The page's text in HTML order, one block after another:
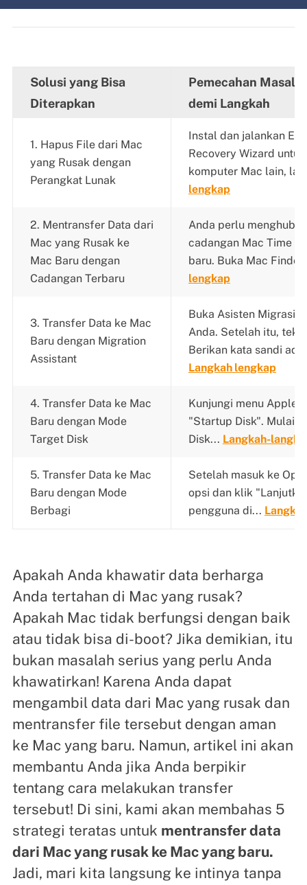
Solusi yang Bisa
Diterapkan
Pemecahan
demi Langkah
1. Hapus File dari Mac
yang Rusak dengan
Perangkat Lunak
Instal dan jalankan
Recovery Wizard
komputer Mac lain,
lengkap
2. Mentransfer Data dari
Mac yang Rusak ke
Mac Baru dengan
Cadangan Terbaru
Anda perlu
cadangan Mac Time
baru. Buka Mac
lengkap
3. Transfer Data ke Mac
Baru dengan Migration
Assistant
Buka Asisten Migrasi
Anda. Setelah itu,
Berikan kata sandi
Langkah lengkap
4. Transfer Data ke Mac
Baru dengan Mode
Target Disk
Kunjungi menu Apple
"Startup Disk". Mulai
Disk... Langkah-
5. Transfer Data ke Mac
Baru dengan Mode
Berbagi
Setelah masuk ke
opsi dan klik
pengguna di...
Apakah Anda khawatir data berharga
Anda tertahan di Mac yang rusak?
Apakah Mac tidak berfungsi dengan baik
atau tidak bisa di-boot? Jika demikian, itu
bukan masalah serius yang perlu Anda
khawatirkan! Karena Anda dapat
mengambil data dari Mac yang rusak dan
mentransfer file tersebut dengan aman
ke Mac yang baru. Namun, artikel ini akan
membantu Anda jika Anda berpikir
tentang cara melakukan transfer
tersebut! Di sini, kami akan membahas 5
strategi teratas untuk mentransfer data
dari Mac yang rusak ke Mac yang baru.
Jadi, mari kita langsung ke intinya tanpa